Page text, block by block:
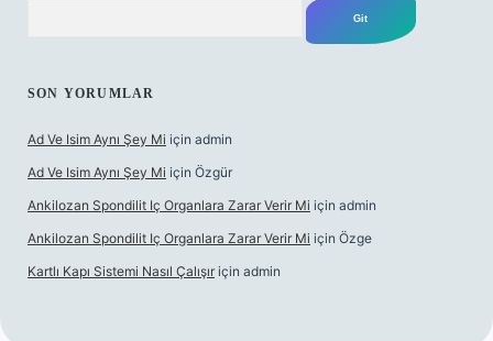
SON YORUMLAR
Ad Ve Isim Aynı Şey Mi için admin
Ad Ve Isim Aynı Şey Mi için Özgür
Ankilozan Spondilit Iç Organlara Zarar Verir Mi için admin
Ankilozan Spondilit Iç Organlara Zarar Verir Mi için Özge
Kartlı Kapı Sistemi Nasıl Çalışır için admin